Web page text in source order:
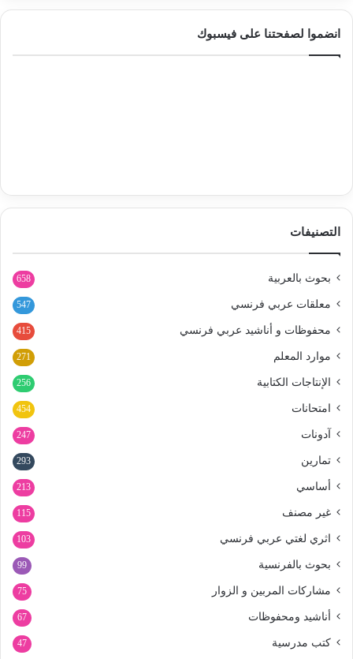
انضموا لصفحتنا على فيسبوك
التصنيفات
بحوث بالعربية 658
معلقات عربي فرنسي 547
محفوظات و أناشيد عربي فرنسي 415
موارد المعلم 271
الإنتاجات الكتابية 256
امتحانات 454
آدونات 247
تمارين 293
أساسي 213
غير مصنف 115
اثري لغتي عربي فرنسي 103
بحوث بالفرنسية 99
مشاركات المربين و الزوار 75
أناشيد ومحفوظات 67
كتب مدرسية 47